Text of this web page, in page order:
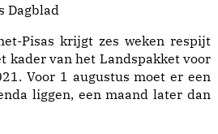
Dagblad
Pisas krijgt zes weken respijt
kader van het Landspakket voor
Voor 1 augustus moet er een
liggen, een maand later dan